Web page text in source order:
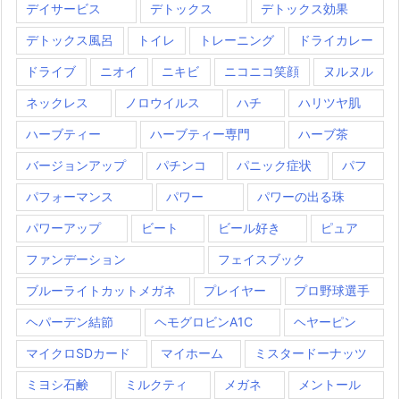
デイサービス デトックス デトックス効果
デトックス風呂 トイレ トレーニング ドライカレー
ドライブ ニオイ ニキビ ニコニコ笑顔 ヌルヌル
ネックレス ノロウイルス ハチ ハリツヤ肌
ハーブティー ハーブティー専門 ハーブ茶
バージョンアップ パチンコ パニック症状 パフ
パフォーマンス パワー パワーの出る珠
パワーアップ ビート ビール好き ピュア
ファンデーション フェイスブック
ブルーライトカットメガネ プレイヤー プロ野球選手
ヘパーデン結節 ヘモグロビンA1C ヘヤーピン
マイクロSDカード マイホーム ミスタードーナッツ
ミヨシ石鹸 ミルクティ メガネ メントール